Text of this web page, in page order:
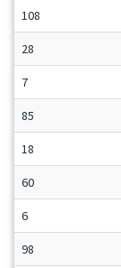
108
28
7
85
18
60
6
98